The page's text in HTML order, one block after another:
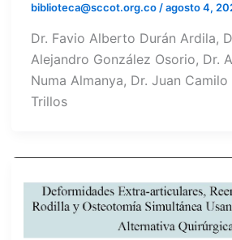
biblioteca@sccot.org.co/agosto 4,
Dr. Favio Alberto Durán Ardila,
Alejandro González Osorio, Dr.
Numa Almanya, Dr. Juan
Trillos